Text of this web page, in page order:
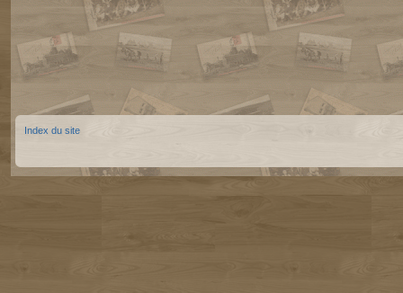
Index du site